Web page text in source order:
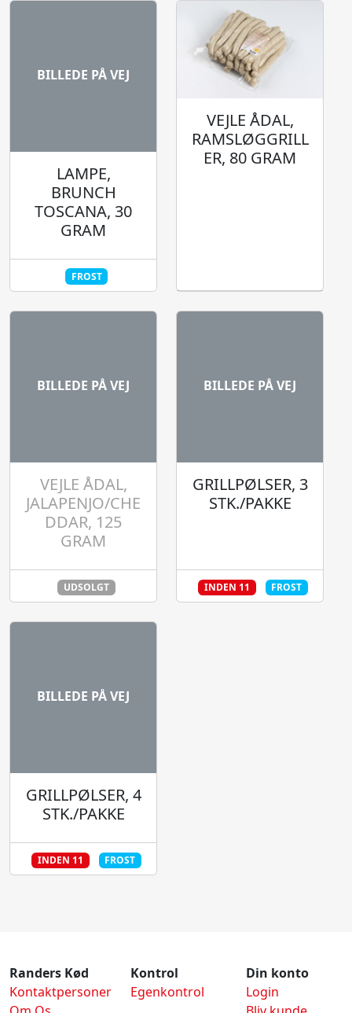
BILLEDE PÅ VEJ
LAMPE,
BRUNCH
TOSCANA, 30
GRAM
FROST
VEJLE ÅDAL,
RAMSLØGGRILL
ER, 80 GRAM
BILLEDE PÅ VEJ
VEJLE ÅDAL,
JALAPENJO/CHE
DDAR, 125
GRAM
UDSOLGT
BILLEDE PÅ VEJ
GRILLPØLSER, 3
STK./PAKKE
INDEN 11 FROST
BILLEDE PÅ VEJ
GRILLPØLSER, 4
STK./PAKKE
INDEN 11 FROST
Randers Kød
Kontaktpersoner
Kontrol
Egenkontrol
Din konto
Login